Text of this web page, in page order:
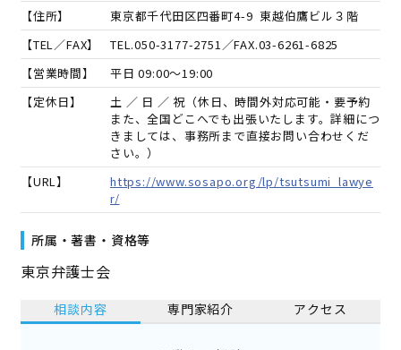
【住所】
東京都千代田区四番町4-9 東越伯鷹ビル３階
【TEL／FAX】
TEL.050-3177-2751 ／FAX.03-6261-6825
【営業時間】
平日 09:00～19:00
【定休日】
土 ／ 日 ／ 祝（休日、時間外対応可能・要予約
また、全国どこへでも出張いたします。詳細につ
きましては、事務所まで直接お問い合わせくだ
さい。）
【URL】
https://www.sosapo.org/lp/tsutsumi_lawye
r/
所属・著書・資格等
東京弁護士会
相談内容 専門家紹介 アクセス